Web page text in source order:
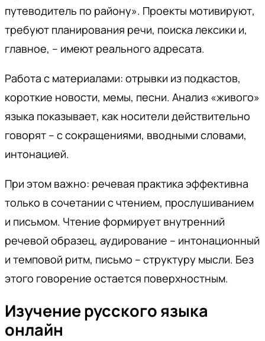
путеводитель по району». Проекты мотивируют,
требуют планирования речи, поиска лексики и,
главное, – имеют реального адресата.
Работа с материалами: отрывки из подкастов,
короткие новости, мемы, песни. Анализ «живого»
языка показывает, как носители действительно
говорят – с сокращениями, вводными словами,
интонацией.
При этом важно: речевая практика эффективна
только в сочетании с чтением, прослушиванием
и письмом. Чтение формирует внутренний
речевой образец, аудирование – интонационный
и темповой ритм, письмо – структуру мысли. Без
этого говорение остается поверхностным.
Изучение русского языка
онлайн